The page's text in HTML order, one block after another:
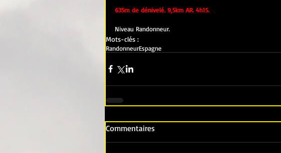
635m de dénivelé. 9,5km AR. 4h15.
Niveau Randonneur.
Mots-clés :
RandonneurEspagne
Commentaires